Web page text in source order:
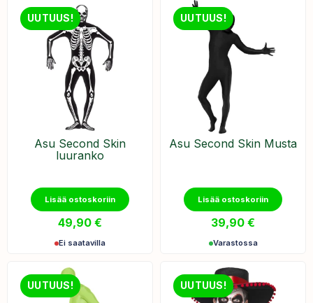
UUTUUS!
Asu Second Skin
luuranko
Lisää ostoskoriin
49,90 €
Ei saatavilla
UUTUUS!
Asu Second Skin Musta
Lisää ostoskoriin
39,90 €
Varastossa
UUTUUS! UUTUUS!